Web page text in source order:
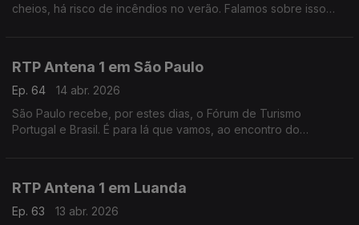
cheios, há risco de incêndios no verão. Falamos sobre isso
RTP Antena 1 em São Paulo
Ep. 64
14 abr. 2026
São Paulo recebe, por estes dias, o Fórum de Turismo
Portugal e Brasil. É para lá que vamos, ao encontro do
RTP Antena 1 em Luanda
Ep. 63
13 abr. 2026